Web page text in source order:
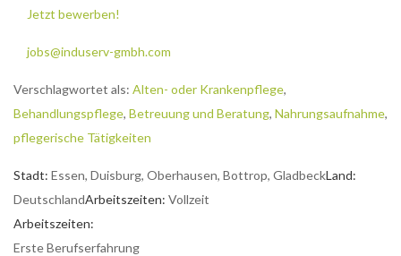
Jetzt bewerben!
jobs@induserv-gmbh.com
Verschlagwortet als: Alten- oder Krankenpflege,
Behandlungspflege, Betreuung und Beratung, Nahrungsaufnahme,
pflegerische Tätigkeiten
Stadt: Essen, Duisburg, Oberhausen, Bottrop, GladbeckLand:
DeutschlandArbeitszeiten: Vollzeit
Arbeitszeiten:
Erste Berufserfahrung